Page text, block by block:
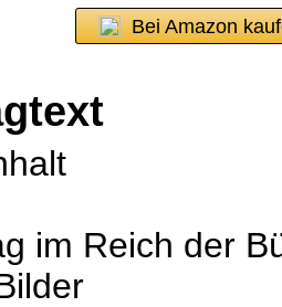
Bei Amazon
im Reich der